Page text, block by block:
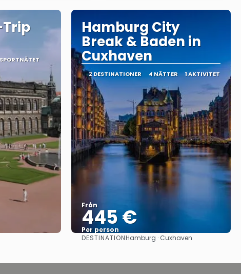
Hamburg City
Break & Baden in
Cuxhaven
2 DESTINATIONER 4 NÄTTER 1 AKTIVITET
Från
445 €
Per person
Se
DESTINATIONHamburg · Cuxhaven